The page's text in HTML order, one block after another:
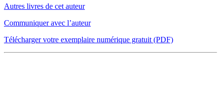
Autres livres de cet auteur
Communiquer avec l’auteur
Télécharger votre exemplaire numérique gratuit (PDF)